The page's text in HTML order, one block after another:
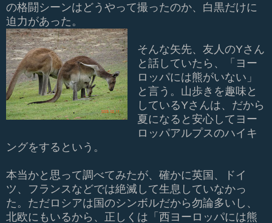
の格闘シーンはどうやって撮ったのか、白黒だけに
迫力があった。
そんな矢先、友人のYさん
と話していたら、「ヨー
ロッパには熊がいない」
と言う。山歩きを趣味と
しているYさんは、だから
夏になると安心してヨー
ロッパアルプスのハイキ
ングをするという。
本当かと思って調べてみたが、確かに英国、ドイ
ツ、フランスなどでは絶滅して生息していなかっ
た。ただロシアは国のシンボルだから勿論多いし、
北欧にもいるから、正しくは「西ヨーロッパには熊